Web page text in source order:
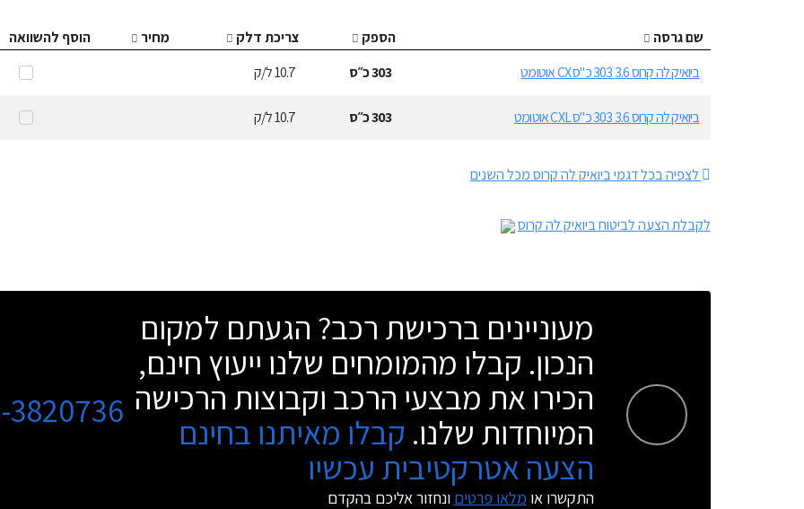
שם גרסה הספק צריכת דלק מחיר
הוסף להשוואה
ביואיק לה קרוס 3.6 303 כ"ס CX אוטומט
303כ״ס 10.7ל/ק
ביואיק לה קרוס 3.6 303 כ"ס CXL אוטומט 303כ״ס 10.7ל/ק
לצפיה בכל דגמי ביואיק לה קרוס מכל השנים
לקבלת הצעה לביטוח ביואיק לה קרוס
מעוניינים ברכישת רכב? הגעתם למקום
הנכון. קבלו מהמומחים שלנו ייעוץ חינם,
הכירו את מבצעי הרכב וקבוצות הרכישה
המיוחדות שלנו. קבלו מאיתנו בחינם
הצעה אטרקטיבית עכשיו
התקשרו או מלאו פרטים ונחזור אליכם בהקדם
3820736